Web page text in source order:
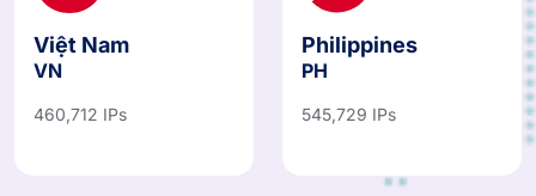
Việt Nam
VN
460,712 IPs
Philippines
PH
545,729 IPs